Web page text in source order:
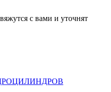
с вами и уточнят